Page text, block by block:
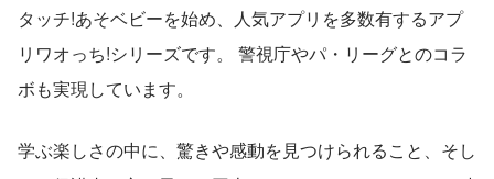
タッチ!あそベビーを始め、人気アプリを多数有するアプ
リワオっち!シリーズです。 警視庁やパ・リーグとのコラ
ボも実現しています。
学ぶ楽しさの中に、驚きや感動を見つけられること、そし